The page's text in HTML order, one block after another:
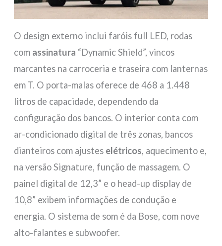
O design externo inclui faróis full LED, rodas
com assinatura “Dynamic Shield”, vincos
marcantes na carroceria e traseira com lanternas
em T. O porta-malas oferece de 468 a 1.448
litros de capacidade, dependendo da
configuração dos bancos. O interior conta com
ar-condicionado digital de três zonas, bancos
dianteiros com ajustes elétricos, aquecimento e,
na versão Signature, função de massagem. O
painel digital de 12,3” e o head-up display de
10,8” exibem informações de condução e
energia. O sistema de som é da Bose, com nove
alto-falantes e subwoofer.